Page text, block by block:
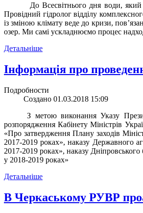
До Всесвітнього дня води, який
Провідний гідролог відділу
із зміною клімату веде до кризи,
озер. Ми самі ускладнюємо процес
Детальніше
Інформація про
Подробности
Создано 01.03.2018 15:09
З метоювиконання Указу
розпорядження Кабінету Міністрів
«Про затвердження Плану заходів
2017-2019 роках», наказу Державного
2017-2019 роках»,наказу
у 2018-2019 роках»
Детальніше
В Черкаському РУВР